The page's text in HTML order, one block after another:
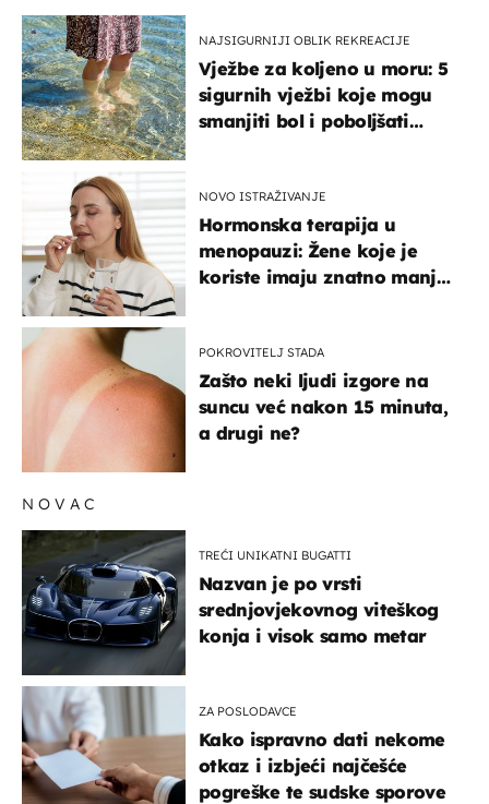
NAJSIGURNIJI OBLIK REKREACIJE
Vježbe za koljeno u moru: 5
sigurnih vježbi koje mogu
smanjiti bol i poboljšati
NOVO ISTRAŽIVANJE
Hormonska terapija u
menopauzi: Žene koje je
koriste imaju znatno manji
POKROVITELJ STADA
Zašto neki ljudi izgore na
suncu već nakon 15 minuta,
a drugi ne?
NOVAC
TREĆI UNIKATNI BUGATTI
Nazvan je po vrsti
srednjovjekovnog viteškog
konja i visok samo metar
ZA POSLODAVCE
Kako ispravno dati nekome
otkaz i izbjeći najčešće
pogreške te sudske sporove